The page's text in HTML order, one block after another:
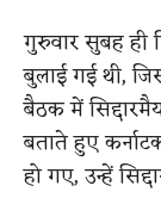
गुरुवार सुबह ही
बुलाई गई थी,
बैठक में
बताते हुए
हो गए, उन्हें